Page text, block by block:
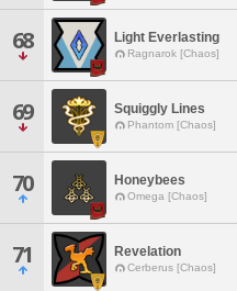
68 Light Everlasting
Ragnarok [Chaos]
69 Squiggly Lines
Phantom [Chaos]
70 Honeybees
Omega [Chaos]
71 Revelation
Cerberus [Chaos]